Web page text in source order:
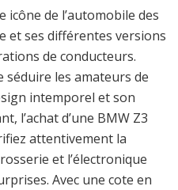
icône de l’automobile des
et ses différentes versions
de conducteurs.
séduire les amateurs de
intemporel et son
l’achat d’une BMW Z3
attentivement la
et l’électronique
Avec une cote en